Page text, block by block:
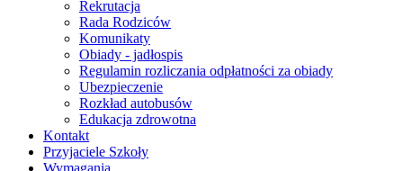
Rekrutacja
Rada Rodziców
Komunikaty
Obiady - jadłospis
Regulamin rozliczania odpłatności za obiady
Ubezpieczenie
Rozkład autobusów
Edukacja zdrowotna
Kontakt
Przyjaciele Szkoły
Wymagania